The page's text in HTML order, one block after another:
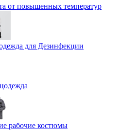
от повышенных температур
для Дезинфекции
рабочие костюмы